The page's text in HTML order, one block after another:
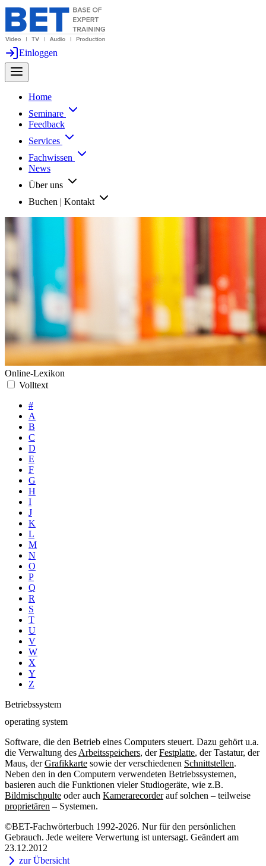
Einloggen
Home
Seminare
Feedback
Services
Fachwissen
News
Über uns
Buchen | Kontakt
Online-Lexikon
Volltext
#
A
B
C
D
E
F
G
H
I
J
K
L
M
N
O
P
Q
R
S
T
U
V
W
X
Y
Z
Betriebssystem
operating system
Software, die den Betrieb eines Computers steuert. Dazu gehört u.a.
die Verwaltung des Arbeitsspeichers, derFestplatte, der Tastatur, der
Maus, derGrafikkarte sowie der verschiedenen Schnittstellen.
Neben den in den Computern verwendeten Betriebssystemen,
basieren auch die Funktionen vieler Studiogeräte, wie z.B.
Bildmischpulte oder auch Kamerarecorderauf solchen – teilweise
proprietären – Systemen.
©BET-Fachwörterbuch 1992-2026. Nur für den persönlichen
Gebrauch. Jede weitere Verwertung ist untersagt. Geändert am
23.12.2012
zur Übersicht